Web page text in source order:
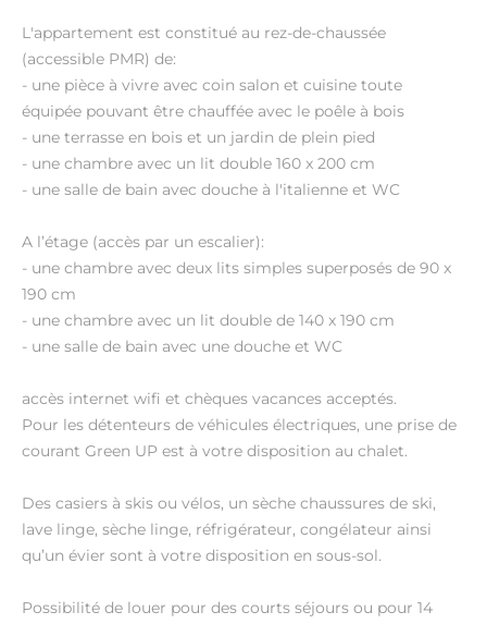
L'appartement est constitué au rez-de-chaussée
(accessible PMR) de:
- une pièce à vivre avec coin salon et cuisine toute
équipée pouvant être chauffée avec le poêle à bois
- une terrasse en bois et un jardin de plein pied
- une chambre avec un lit double 160 x 200 cm
- une salle de bain avec douche à l'italienne et WC
A l’étage (accès par un escalier):
- une chambre avec deux lits simples superposés de 90 x
190 cm
- une chambre avec un lit double de 140 x 190 cm
- une salle de bain avec une douche et WC
accès internet wifi et chèques vacances acceptés.
Pour les détenteurs de véhicules électriques, une prise de
courant Green UP est à votre disposition au chalet.
Des casiers à skis ou vélos, un sèche chaussures de ski,
lave linge, sèche linge, réfrigérateur, congélateur ainsi
qu’un évier sont à votre disposition en sous-sol.
Possibilité de louer pour des courts séjours ou pour 14